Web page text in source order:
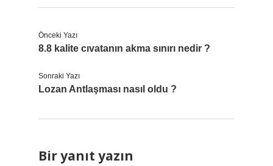
Önceki Yazı
8.8 kalite cıvatanın akma sınırı nedir ?
Sonraki Yazı
Lozan Antlaşması nasıl oldu ?
Bir yanıt yazın